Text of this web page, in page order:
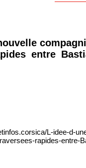
entre
L-idee-d-
rapides-entre-